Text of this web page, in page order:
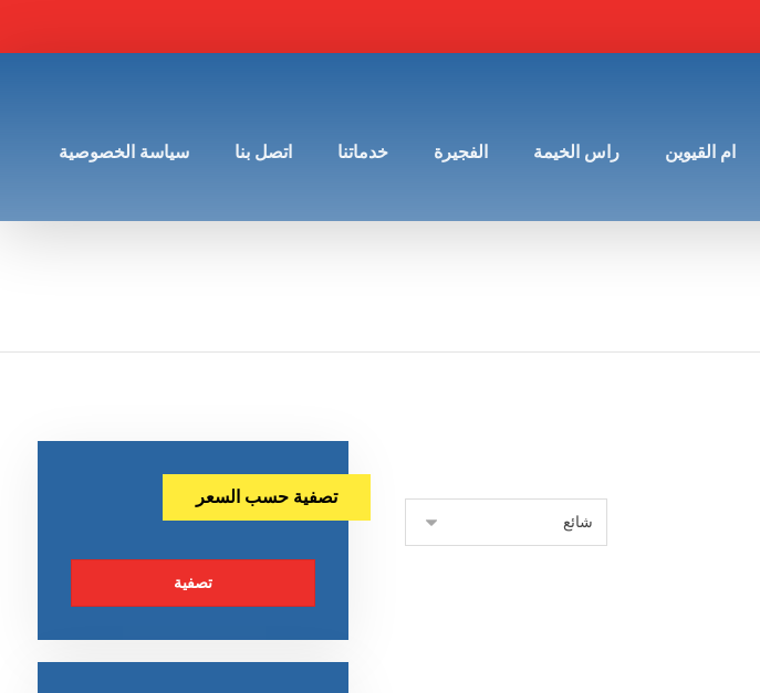
ام القيوين راس الخيمة الفجيرة خدماتنا اتصل بنا سياسة الخصوصية
تصفية حسب السعر
تصفية